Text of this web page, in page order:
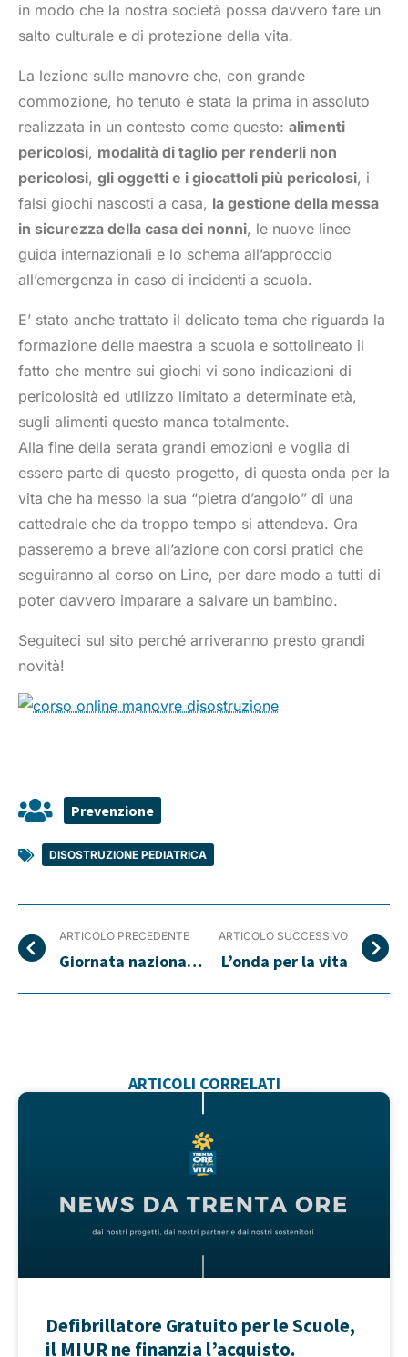
in modo che la nostra società possa davvero fare un
salto culturale e di protezione della vita.
La lezione sulle manovre che, con grande
commozione, ho tenuto è stata la prima in assoluto
realizzata in un contesto come questo: alimenti
pericolosi, modalità di taglio per renderli non
pericolosi, gli oggetti e i giocattoli più pericolosi, i
falsi giochi nascosti a casa, la gestione della messa
in sicurezza della casa dei nonni, le nuove linee
guida internazionali e lo schema all’approccio
all’emergenza in caso di incidenti a scuola.
E’ stato anche trattato il delicato tema che riguarda la
formazione delle maestra a scuola e sottolineato il
fatto che mentre sui giochi vi sono indicazioni di
pericolosità ed utilizzo limitato a determinate età,
sugli alimenti questo manca totalmente.
Alla fine della serata grandi emozioni e voglia di
essere parte di questo progetto, di questa onda per la
vita che ha messo la sua “pietra d’angolo” di una
cattedrale che da troppo tempo si attendeva. Ora
passeremo a breve all’azione con corsi pratici che
seguiranno al corso on Line, per dare modo a tutti di
poter davvero imparare a salvare un bambino.
Seguiteci sul sito perché arriveranno presto grandi
novità!
Prevenzione
DISOSTRUZIONE PEDIATRICA
ARTICOLO PRECEDENTE
Giornata nazionale disostruzione pediatrica
ARTICOLO SUCCESSIVO
L’onda per la vita
ARTICOLI CORRELATI
Defibrillatore Gratuito per le Scuole,
il MIUR ne finanzia l’acquisto.